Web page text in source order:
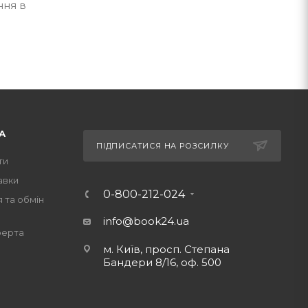
в
обмін
ПІДПИСАТИСЯ НА РОЗСИЛКУ
0-800-212-024
info@book24.ua
м. Київ, просп. Степана
Бандери 8/16, оф. 500